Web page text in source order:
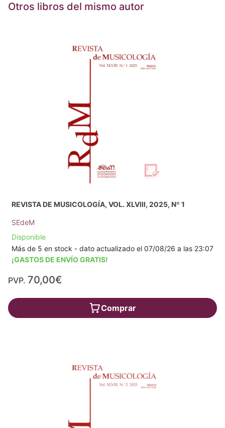
Otros libros del mismo autor
REVISTA DE MUSICOLOGÍA, VOL. XLVIII, 2025, Nº 1
SEdeM
Disponible
Más de 5 en stock - dato actualizado el 07/08/26 a las 23:07
¡GASTOS DE ENVÍO GRATIS!
PVP. 70,00€
Comprar